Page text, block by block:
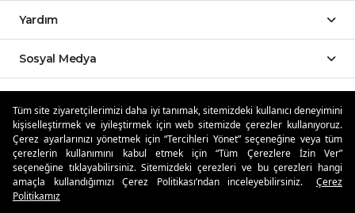
Tüm site ziyaretçilerimizi daha iyi tanımak, sitemizdeki kullanıcı deneyimini
kişiselleştirmek ve iyileştirmek için web sitemizde çerezler kullanıyoruz.
Çerez ayarlarınızı yönetmek için “Tercihleri Yönet” seçeneğine veya tüm
çerezlerin kullanımını kabul etmek için “Tüm Çerezlere İzin Ver”
seçeneğine tıklayabilirsiniz. Sitemizdeki çerezleri ve bu çerezleri hangi
amaçla kullandığımızı Çerez Politikası’ndan inceleyebilirsiniz.
Çerez
Politikamız
Yardım
Sosyal Medya
Özdilekteyim'de Taksit Avantajları
Güvenli Alışveriş